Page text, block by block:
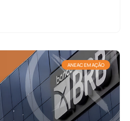
ANEAC EM AÇÃO